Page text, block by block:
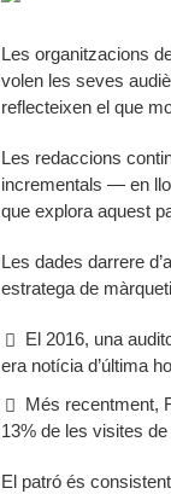
Les organitzacions
volen les seves
reflecteixen el que
Les redaccions
incrementals — en
que explora aquest
Les dades darrere
estratega de
El 2016, una
era notícia d’última
Més recentment,
13% de les visites
El patró és